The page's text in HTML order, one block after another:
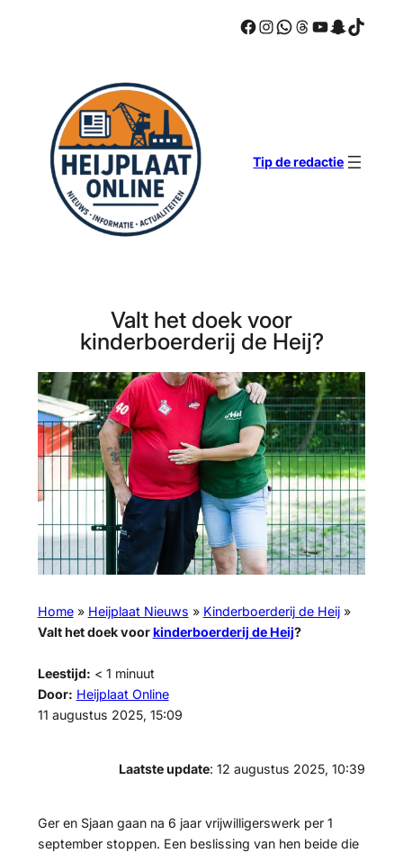
Facebook
Instagram
WhatsApp
Threads
YouTube
TikTok
Tip de redactie
Valt het doek voor
kinderboerderij de Heij?
Home» Heijplaat Nieuws » Kinderboerderij de Heij»
Valt het doek voorkinderboerderij de Heij?
Leestijd: < 1 minuut
Door: Heijplaat Online
11 augustus 2025, 15:09
Laatste update: 12 augustus 2025, 10:39
Ger en Sjaan gaan na 6 jaar vrijwilligerswerk per 1
september stoppen. Een beslissing van hen beide die